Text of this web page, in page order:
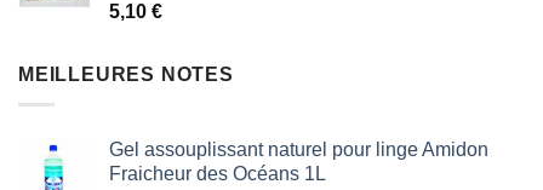
5,10 €
MEILLEURES NOTES
Gel assouplissant naturel pour linge Amidon
Fraicheur des Océans 1L